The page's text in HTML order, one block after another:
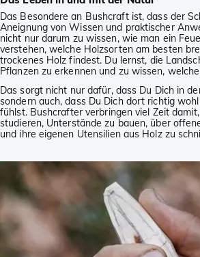
Das Besondere an Bushcraft ist, dass der
Aneignung von Wissen und praktischer
nicht nur darum zu wissen, wie man ein
verstehen, welche Holzsorten am besten
trockenes Holz findest. Du lernst, die
Pflanzen zu erkennen und zu wissen,
Das sorgt nicht nur dafür, dass Du Dich in
sondern auch, dass Du Dich dort richtig
fühlst. Bushcrafter verbringen viel Zeit
studieren, Unterstände zu bauen, über
und ihre eigenen Utensilien aus Holz zu